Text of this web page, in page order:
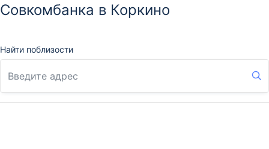
Совкомбанка в Коркино
Найти поблизости